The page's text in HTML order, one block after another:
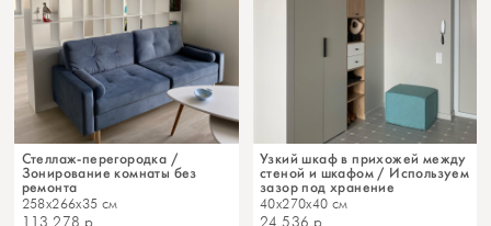
Стеллаж-перегородка /
Зонирование комнаты без
ремонта
258x266x35 см
113 278 р
Узкий шкаф в прихожей между
стеной и шкафом / Используем
зазор под хранение
40x270x40 см
24 536 р